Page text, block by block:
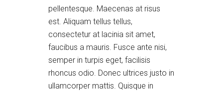
pellentesque. Maecenas at risus
est. Aliquam tellus tellus,
consectetur at lacinia sit amet,
faucibus a mauris. Fusce ante nisi,
semper in turpis eget, facilisis
rhoncus odio. Donec ultrices justo in
ullamcorper mattis. Quisque in